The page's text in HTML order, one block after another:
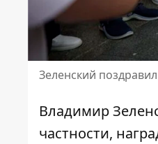
Зеленский
Владимир
частности,